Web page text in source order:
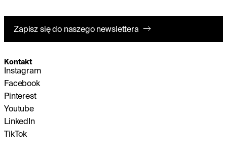
Zapisz się do naszego newslettera
Kontakt
Instagram
Facebook
Pinterest
Youtube
LinkedIn
TikTok